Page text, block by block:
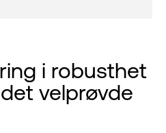
i robusthet
velprøvde